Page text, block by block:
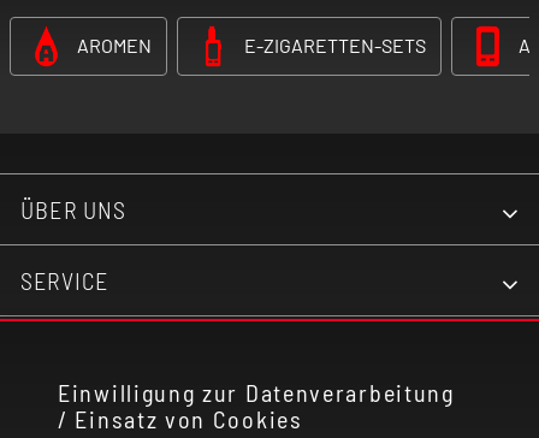
Einwilligung zur Datenverarbeitung
/ Einsatz von Cookies
AROMEN E-ZIGARETTEN-SETS
ÜBER UNS
SERVICE
RECHTLICHES